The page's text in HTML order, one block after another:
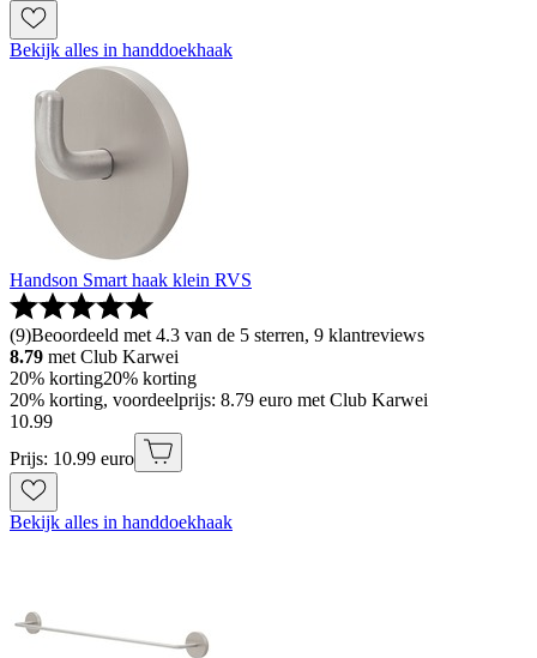
Bekijk alles in handdoekhaak
Handson Smart haak klein RVS
(9)Beoordeeld met 4.3 van de 5 sterren, 9 klantreviews
8.79 met Club Karwei
20% korting20% korting
20% korting, voordeelprijs: 8.79 euro met Club Karwei
10.99
Prijs: 10.99 euro
Bekijk alles in handdoekhaak